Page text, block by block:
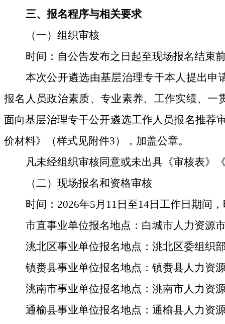
三、报名程序与相关要求
（一）组织审核
时间：自公告发布之日起至现场报名结束
本次公开遴选由基层治理专干本人提出申
报名人员政治素质、专业素养、工作实绩、
面向基层治理专干公开遴选工作人员报名推荐
价材料》（样式见附件3），加盖公章。
凡未经组织审核同意或未出具《审核表》
（二） 现场报名和资格审核
时间： 2026年5月 11 日至14日工作日期间
市直事业单位报名地点：白城市人力资源
洮北区事业单位报名地点：洮北区委组织
镇赉县事业单位报名地点：镇赉县人力资
洮南市事业单位报名地点： 洮南市人力资
通榆县事业单位报名地点 ：通榆县人力资